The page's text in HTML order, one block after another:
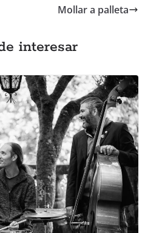
Mollar a palleta
interesar